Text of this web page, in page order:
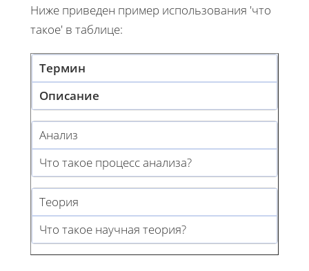
Ниже приведен пример использования 'что
такое' в таблице:
Термин
Описание
Анализ
Что такое процесс анализа?
Теория
Что такое научная теория?